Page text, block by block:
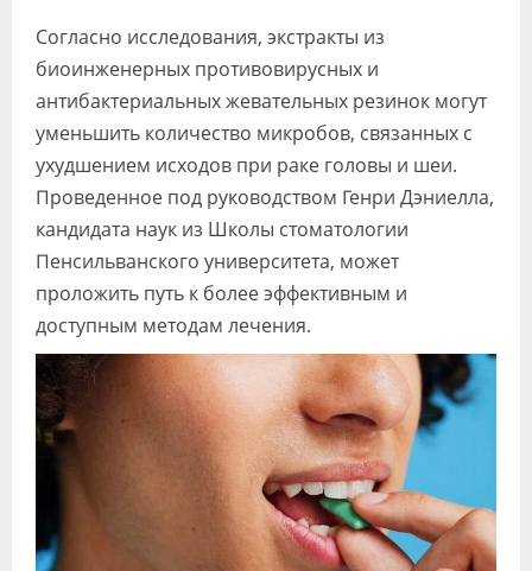
Форум
Специалисты
Галерея
Блоги
Лаборатории
Согласно исследования, экстракты из
биоинженерных противовирусных и
антибактериальных жевательных резинок могут
уменьшить количество микробов, связанных с
ухудшением исходов при раке головы и шеи.
Проведенное под руководством Генри Дэниелла,
кандидата наук из Школы стоматологии
Пенсильванского университета, может
проложить путь к более эффективным и
доступным методам лечения.